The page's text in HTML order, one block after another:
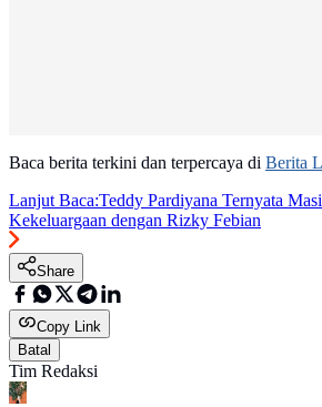
Baca berita terkini dan terpercaya di Berita
Lanjut Baca:Teddy Pardiyana Ternyata
Kekeluargaan dengan Rizky Febian
Share
Copy Link
Batal
Tim Redaksi